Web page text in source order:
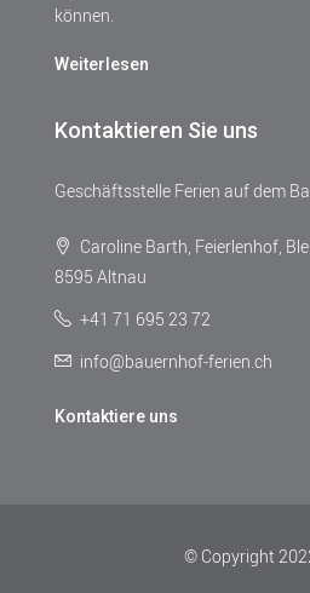
können.
Weiterlesen
Kontaktieren Sie uns
Geschäftsstelle Ferien auf dem
Caroline Barth, Feierlenhof,
8595 Altnau
+41 71 695 23 72
info@bauernhof-ferien.ch
Kontaktiere uns
© Copyright